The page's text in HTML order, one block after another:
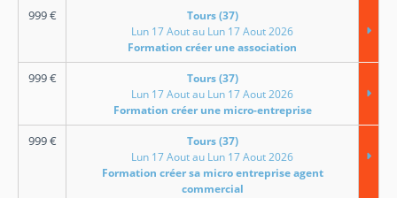
999€
Tours (37)
Lun 17 Aout au Lun 17 Aout 2026
Formation créer une association
999€
Tours (37)
Lun 17 Aout au Lun 17 Aout 2026
Formation créer une micro-entreprise
999€
Tours (37)
Lun 17 Aout au Lun 17 Aout 2026
Formation créer sa micro entreprise agent
commercial